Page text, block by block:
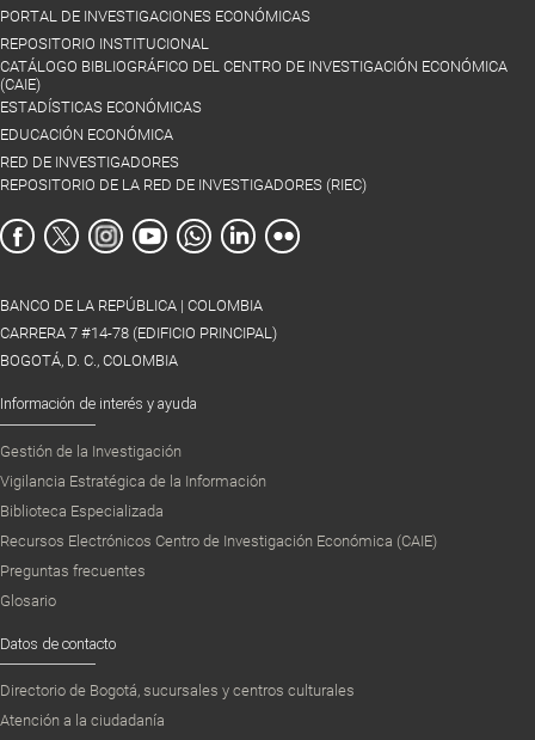
PORTAL DE INVESTIGACIONES ECONÓMICAS
REPOSITORIO INSTITUCIONAL
CATÁLOGO BIBLIOGRÁFICO DEL CENTRO DE INVESTIGACIÓN ECONÓMICA
(CAIE)
ESTADÍSTICAS ECONÓMICAS
EDUCACIÓN ECONÓMICA
RED DE INVESTIGADORES
REPOSITORIO DE LA RED DE INVESTIGADORES (RIEC)
BANCO DE LA REPÚBLICA | COLOMBIA
CARRERA 7 #14-78 (EDIFICIO PRINCIPAL)
BOGOTÁ, D. C., COLOMBIA
Información de interés y ayuda
Gestión de la Investigación
Vigilancia Estratégica de la Información
Biblioteca Especializada
Recursos Electrónicos Centro de Investigación Económica (CAIE)
Preguntas frecuentes
Glosario
Datos de contacto
Directorio de Bogotá, sucursales y centros culturales
Atención a la ciudadanía